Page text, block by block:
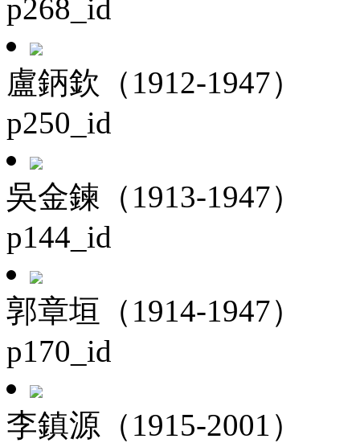
p268_id
盧鈵欽（1912-1947）
p250_id
吳金鍊（1913-1947）
p144_id
郭章垣（1914-1947）
p170_id
李鎮源（1915-2001）